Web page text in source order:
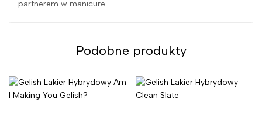
partnerem w manicure
Podobne produkty